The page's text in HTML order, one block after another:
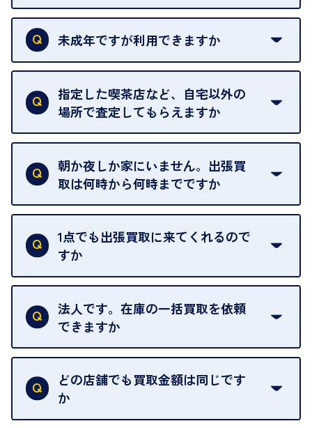
本人確認書類をご用意ください。ご利用になれる書
類はこちらをご確認ください。
未成年ですが利用できますか
18歳未満の方は、保護者の同意があってもご利用い
ただけません。
指定した喫茶店など、自宅以外の
場所で査定してもらえますか
ご自宅以外での査定はお引き受けできません。ご指
定のお店や、ほかのお客様への迷惑となることが考
えられるためです。
朝か夜しか家にいません。出張買
取は何時から何時までですか
ご訪問可能時間は、10時から19時です。
ただし、お品物の種類や量によっては対応させてい
ただくことがあります。
1点でも出張買取に来てくれるので
すか
はい。1点でもお伺いします。
法人です。在庫の一括買取を依頼
できますか
はい。喜んで承ります。出張買取をご利用くださ
い。
ご指定の場所にお伺いします。
どの店舗でも買取金額は同じです
か